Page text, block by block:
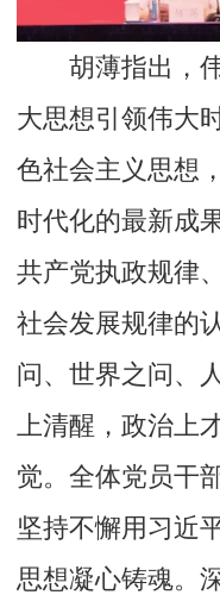
胡薄指出，
大思想引领伟大
色社会主义思想
时代化的最新成
共产党执政规律
社会发展规律的
问、世界之问、
上清醒，政治上
觉。全体党员干
坚持不懈用习近
思想凝心铸魂。